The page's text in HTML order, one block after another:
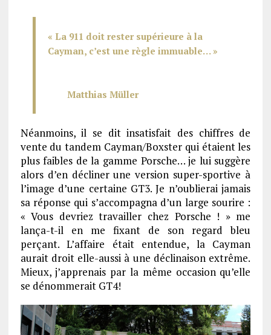
« La 911 doit rester supérieure à la
Cayman, c’est une règle immuable… »
Matthias Müller
Néanmoins, il se dit insatisfait des chiffres de
vente du tandem Cayman/Boxster qui étaient les
plus faibles de la gamme Porsche… je lui suggère
alors d’en décliner une version super-sportive à
l’image d’une certaine GT3. Je n’oublierai jamais
sa réponse qui s’accompagna d’un large sourire :
« Vous devriez travailler chez Porsche ! » me
lança-t-il en me fixant de son regard bleu
perçant. L’affaire était entendue, la Cayman
aurait droit elle-aussi à une déclinaison extrême.
Mieux, j’apprenais par la même occasion qu’elle
se dénommerait GT4!